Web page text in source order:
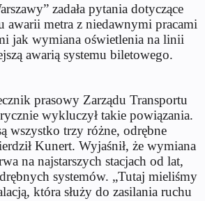
zadała pytania dotyczące
awarii metra z niedawnymi pracami
jak wymiana oświetlenia na linii
awarią systemu biletowego.
prasowy Zarządu Transportu
wykluczył takie powiązania.
wszystko trzy różne, odrębne
Kunert. Wyjaśnił, że wymiana
na najstarszych stacjach od lat,
systemów. „Tutaj mieliśmy
która służy do zasilania ruchu